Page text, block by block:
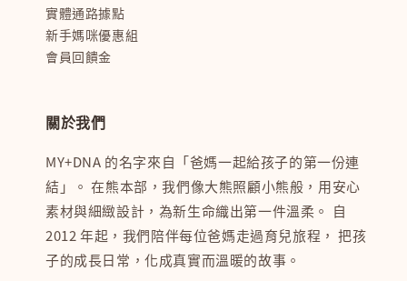
實體通路據點
新手媽咪優惠組
會員回饋金
關於我們
MY+DNA 的名字來自「爸媽一起給孩子的第一份連
結」。 在熊本部，我們像大熊照顧小熊般，用安心
素材與細緻設計，為新生命織出第一件溫柔。 自
2012 年起，我們陪伴每位爸媽走過育兒旅程， 把孩
子的成長日常，化成真實而溫暖的故事。